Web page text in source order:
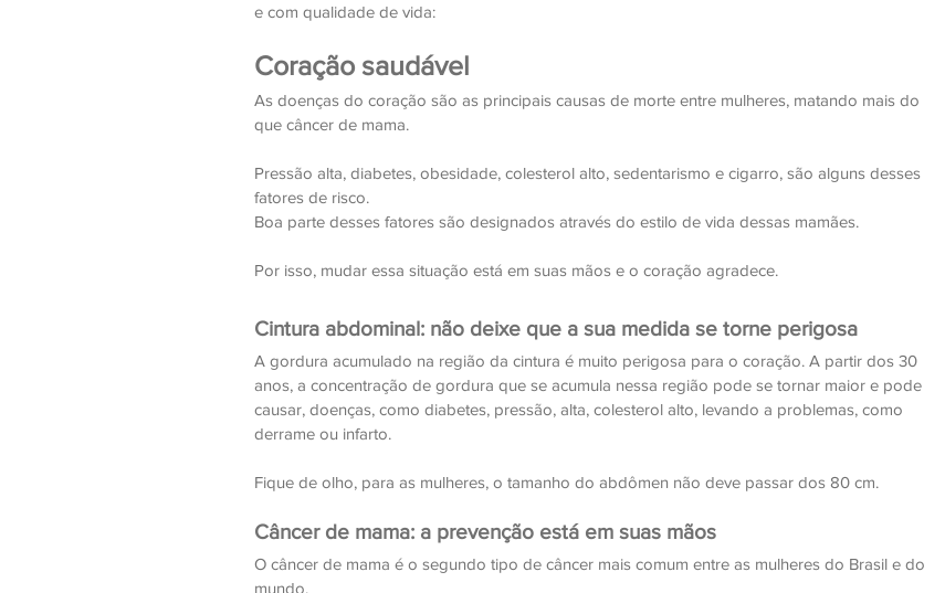
e com qualidade de vida:
Coração saudável
As doenças do coração são as principais causas de morte entre mulheres, matando mais do
que câncer de mama.
Pressão alta, diabetes, obesidade, colesterol alto, sedentarismo e cigarro, são alguns desses
fatores de risco.
Boa parte desses fatores são designados através do estilo de vida dessas mamães.
Por isso, mudar essa situação está em suas mãos e o coração agradece.
Cintura abdominal: não deixe que a sua medida se torne perigosa
A gordura acumulado na região da cintura é muito perigosa para o coração. A partir dos 30
anos, a concentração de gordura que se acumula nessa região pode se tornar maior e pode
causar, doenças, como diabetes, pressão, alta, colesterol alto, levando a problemas, como
derrame ou infarto.
Fique de olho, para as mulheres, o tamanho do abdômen não deve passar dos 80 cm.
Câncer de mama: a prevenção está em suas mãos
O câncer de mama é o segundo tipo de câncer mais comum entre as mulheres do Brasil e do
mundo.